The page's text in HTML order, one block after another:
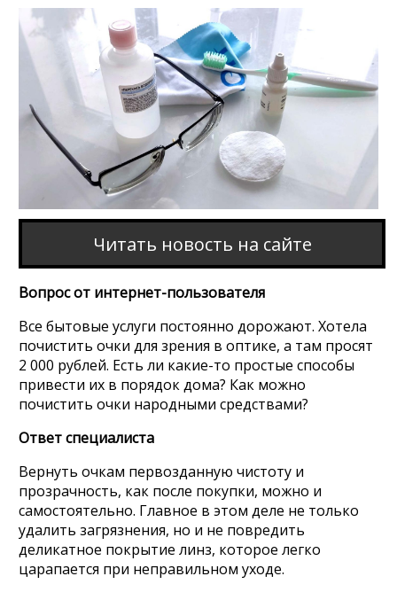
Читать новость на сайте
Вопрос от интернет-пользователя
Все бытовые услуги постоянно дорожают. Хотела
почистить очки для зрения в оптике, а там просят
2 000 рублей. Есть ли какие-то простые способы
привести их в порядок дома? Как можно
почистить очки народными средствами?
Ответ специалиста
Вернуть очкам первозданную чистоту и
прозрачность, как после покупки, можно и
самостоятельно. Главное в этом деле не только
удалить загрязнения, но и не повредить
деликатное покрытие линз, которое легко
царапается при неправильном уходе.